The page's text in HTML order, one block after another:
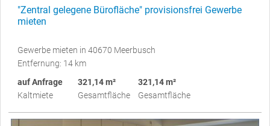
"Zentral gelegene Bürofläche" provisionsfrei Gewerbe
mieten
Gewerbe mieten in 40670 Meerbusch
Entfernung: 14 km
auf Anfrage
Kaltmiete
321,14 m²
Gesamtfläche
321,14 m²
Gesamtfläche